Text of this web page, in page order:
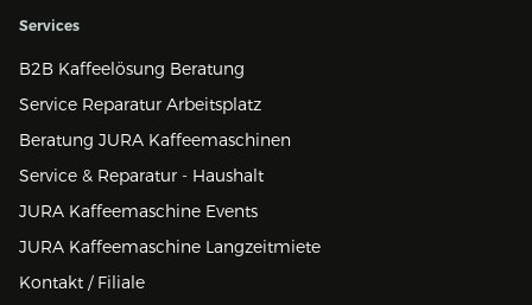
Services
B2B Kaffeelösung Beratung
Service Reparatur Arbeitsplatz
Beratung JURA Kaffeemaschinen
Service & Reparatur - Haushalt
JURA Kaffeemaschine Events
JURA Kaffeemaschine Langzeitmiete
Kontakt / Filiale